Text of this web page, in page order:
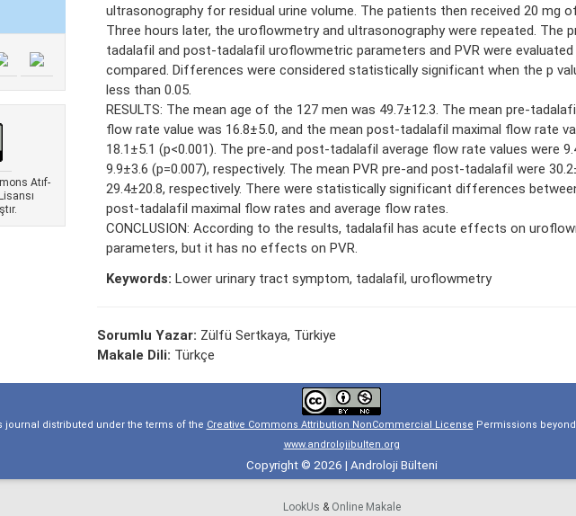
Atıf-
ultrasonography for residual urine volume. The patients then received 20 mg
Three hours later, the uroflowmetry and ultrasonography were repeated. The
tadalafil and post-tadalafil uroflowmetric parameters and PVR were evaluated
compared. Differences were considered statistically significant when the p
less than 0.05.
RESULTS: The mean age of the 127 men was 49.7±12.3. The mean pre-
flow rate value was 16.8±5.0, and the mean post-tadalafil maximal flow rate
18.1±5.1 (p<0.001). The pre-and post-tadalafil average flow rate values were
9.9±3.6 (p=0.007), respectively. The mean PVR pre-and post-tadalafil were
29.4±20.8, respectively. There were statistically significant differences
post-tadalafil maximal flow rates and average flow rates.
CONCLUSION: According to the results, tadalafil has acute effects on
parameters, but it has no effects on PVR.
Keywords: Lower urinary tract symptom, tadalafil, uroflowmetry
Sorumlu Yazar: Zülfü Sertkaya, Türkiye
Makale Dili: Türkçe
journal distributed under the terms of the Creative Commons Attribution NonCommercial License Permissions
www.androlojibulten.org
Copyright © 2026 | Androloji Bülteni
LookUs & Online Makale